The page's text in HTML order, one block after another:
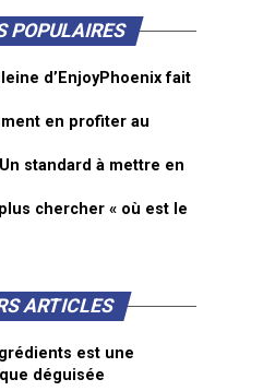
POPULAIRES
d’EnjoyPhoenix fait
en profiter au
standard à mettre en
chercher « où est le
ARTICLES
est une
déguisée